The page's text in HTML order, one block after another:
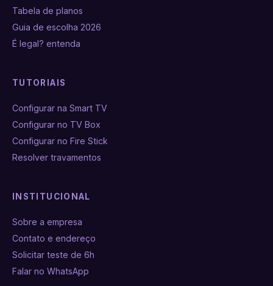
Tabela de planos
Guia de escolha 2026
É legal? entenda
TUTORIAIS
Configurar na Smart TV
Configurar no TV Box
Configurar no Fire Stick
Resolver travamentos
INSTITUCIONAL
Sobre a empresa
Contato e endereço
Solicitar teste de 6h
Falar no WhatsApp